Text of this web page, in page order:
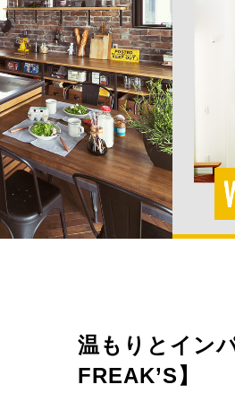
温もりとイン
FREAK’S】